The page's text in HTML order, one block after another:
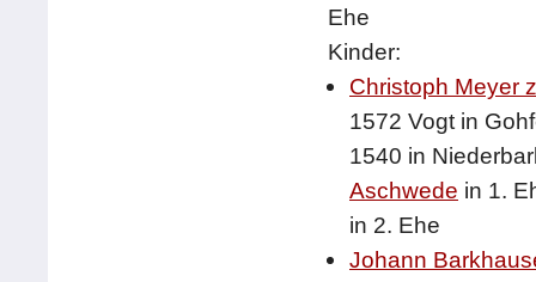
Ehe
Kinder:
Christoph Meyer
1572 Vogt in
1540 in
Aschwede in 1.
in 2. Ehe
Johann